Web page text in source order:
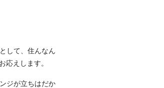
して、住んなん
えします。
ジが立ちはだか